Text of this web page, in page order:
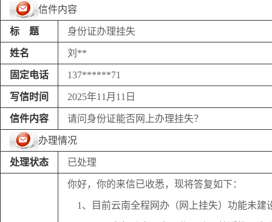
信件内容
标 题 身份证办理挂失
姓名 刘**
固定电话 137******71
写信时间 2025年11月11日
信件内容 请问身份证能否网上办理挂失？
办理情况
处理状态 已处理
你好，你的来信已收悉，现将答复如下：
1、目前云南全程网办（网上挂失）功能未建